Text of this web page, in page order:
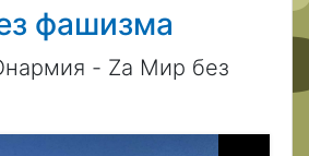
фашизма
- Za Мир без